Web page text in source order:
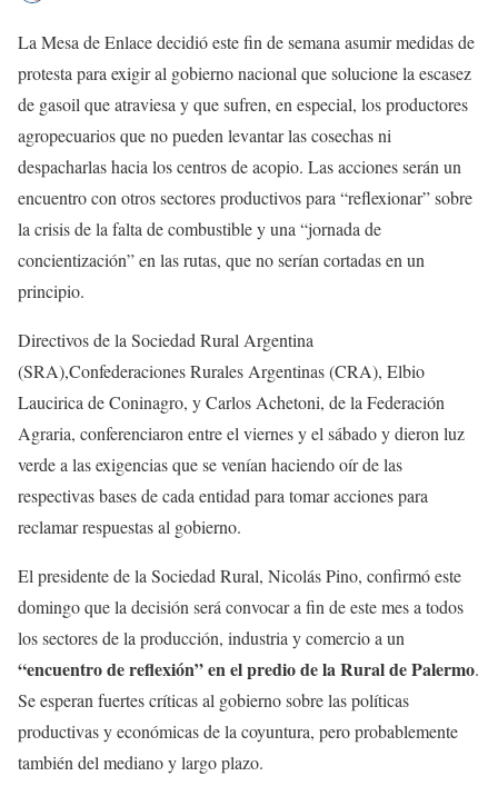
La Mesa de Enlace decidió este fin de semana asumir medidas de
protesta para exigir al gobierno nacional que solucione la escasez
de gasoil que atraviesa y que sufren, en especial, los productores
agropecuarios que no pueden levantar las cosechas ni
despacharlas hacia los centros de acopio. Las acciones serán un
encuentro con otros sectores productivos para “reflexionar” sobre
la crisis de la falta de combustible y una “jornada de
concientización” en las rutas, que no serían cortadas en un
principio.
Directivos de la Sociedad Rural Argentina
(SRA),Confederaciones Rurales Argentinas (CRA), Elbio
Laucirica de Coninagro, y Carlos Achetoni, de la Federación
Agraria, conferenciaron entre el viernes y el sábado y dieron luz
verde a las exigencias que se venían haciendo oír de las
respectivas bases de cada entidad para tomar acciones para
reclamar respuestas al gobierno.
El presidente de la Sociedad Rural, Nicolás Pino, confirmó este
domingo que la decisión será convocar a fin de este mes a todos
los sectores de la producción, industria y comercio a un
“encuentro de reflexión” en el predio de la Rural de Palermo.
Se esperan fuertes críticas al gobierno sobre las políticas
productivas y económicas de la coyuntura, pero probablemente
también del mediano y largo plazo.